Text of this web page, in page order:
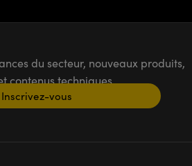
du secteur, nouveaux produits,
contenus techniques
Inscrivez-vous